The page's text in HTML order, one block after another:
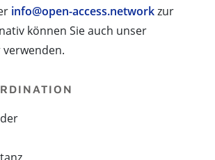
info@open-access.networkzur
können Sie auch unser